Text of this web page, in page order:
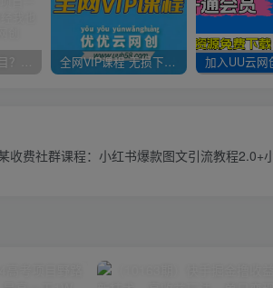
你还在到处找项目？还在当韭菜？我靠卖项目一个月收入5万+，曾经我也是个失败者。 全网VIP课程 无损下载~
收费社群课程：小红书爆款图文引流教程2.0+